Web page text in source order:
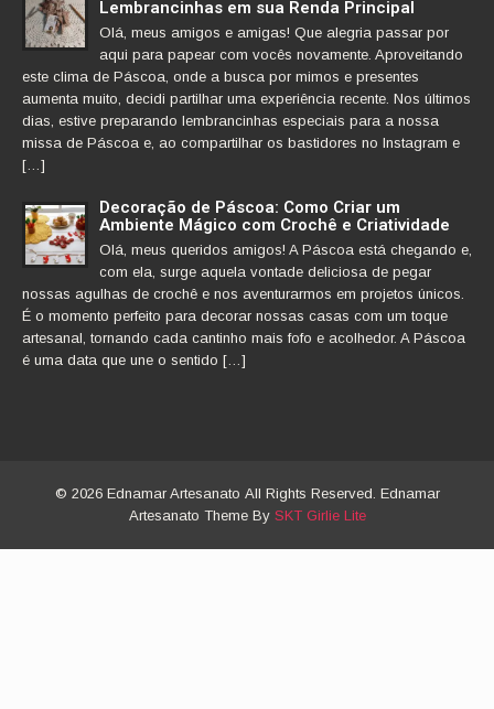
Lembrancinhas em sua Renda Principal
Olá, meus amigos e amigas! Que alegria passar por
aqui para papear com vocês novamente. Aproveitando
este clima de Páscoa, onde a busca por mimos e presentes
aumenta muito, decidi partilhar uma experiência recente. Nos últimos
dias, estive preparando lembrancinhas especiais para a nossa
missa de Páscoa e, ao compartilhar os bastidores no Instagram e
[…]
Decoração de Páscoa: Como Criar um
Ambiente Mágico com Crochê e Criatividade
Olá, meus queridos amigos! A Páscoa está chegando e,
com ela, surge aquela vontade deliciosa de pegar
nossas agulhas de crochê e nos aventurarmos em projetos únicos.
É o momento perfeito para decorar nossas casas com um toque
artesanal, tornando cada cantinho mais fofo e acolhedor. A Páscoa
é uma data que une o sentido […]
© 2026 Ednamar Artesanato All Rights Reserved. Ednamar
Artesanato Theme By SKT Girlie Lite